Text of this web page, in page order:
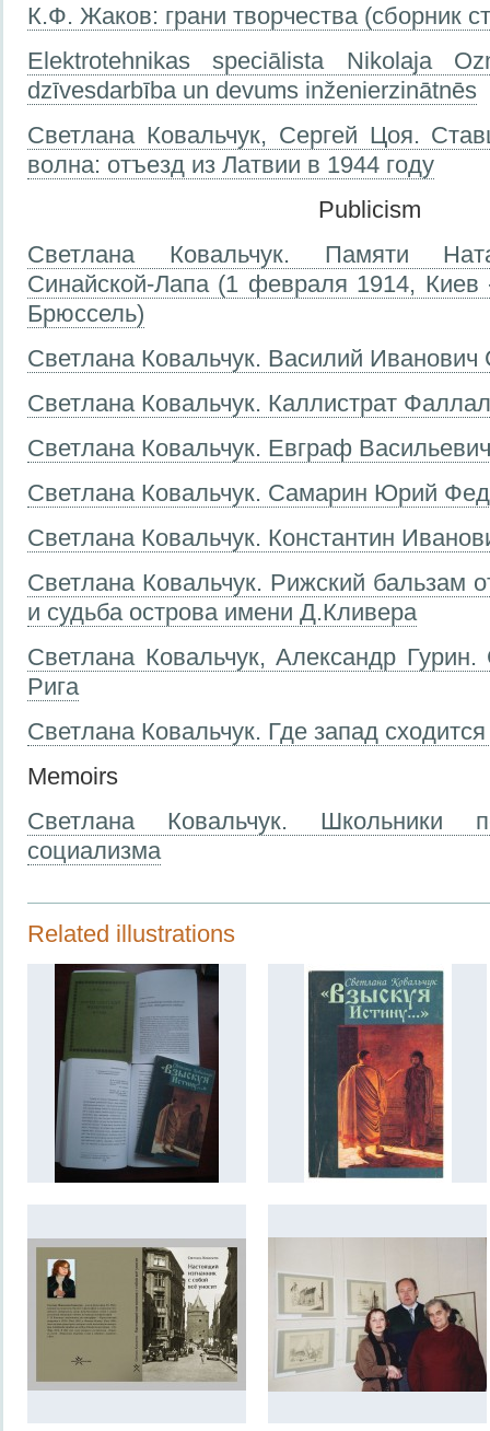
К.Ф. Жаков: грани творчества (сборник
Elektrotehnikas speciālista Nikolaja
dzīvesdarbība un devums inženierzinātnēs
Светлана Ковальчук, Сергей Цоя.
волна: отъезд из Латвии в 1944 году
Publicism
Светлана Ковальчук. Памяти
Синайской-Лапа (1 февраля 1914, Киев
Брюссель)
Светлана Ковальчук. Василий Иванович
Светлана Ковальчук. Каллистрат
Светлана Ковальчук. Евграф
Светлана Ковальчук. Самарин Юрий
Светлана Ковальчук. Константин
Светлана Ковальчук. Рижский бальзам
и судьба острова имени Д.Кливера
Светлана Ковальчук, Александр
Рига
Светлана Ковальчук. Где запад
Memoirs
Светлана Ковальчук. Школьники
социализма
Related illustrations